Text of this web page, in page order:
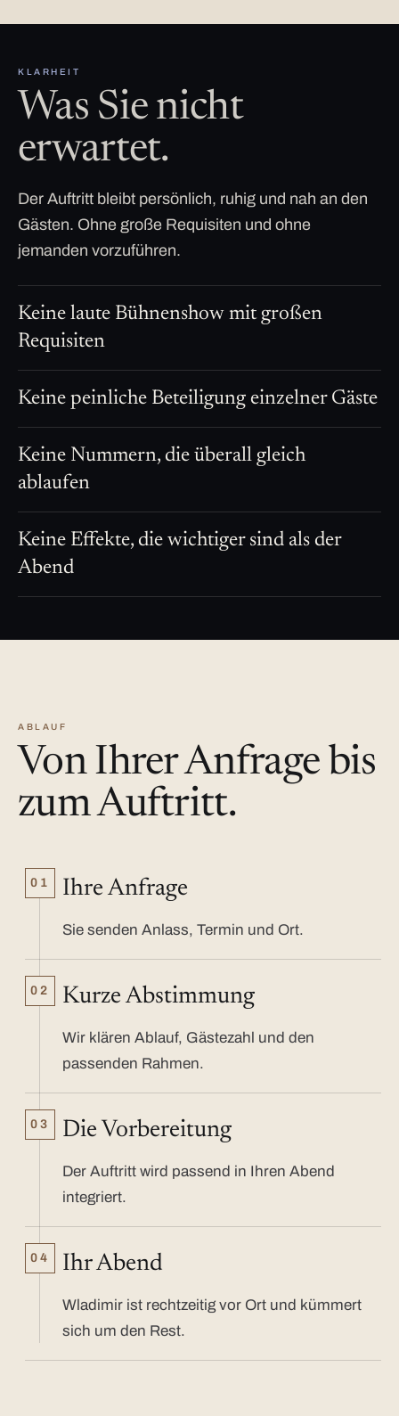
KLARHEIT
Was Sie nicht
erwartet.
Der Auftritt bleibt persönlich, ruhig und nah an den
Gästen. Ohne große Requisiten und ohne
jemanden vorzuführen.
Keine laute Bühnenshow mit großen
Requisiten
Keine peinliche Beteiligung einzelner Gäste
Keine Nummern, die überall gleich
ablaufen
Keine Effekte, die wichtiger sind als der
Abend
ABLAUF
Von Ihrer Anfrage bis
zum Auftritt.
01 Ihre Anfrage
Sie senden Anlass, Termin und Ort.
02 Kurze Abstimmung
Wir klären Ablauf, Gästezahl und den
passenden Rahmen.
03 Die Vorbereitung
Der Auftritt wird passend in Ihren Abend
integriert.
04 Ihr Abend
Wladimir ist rechtzeitig vor Ort und kümmert
sich um den Rest.